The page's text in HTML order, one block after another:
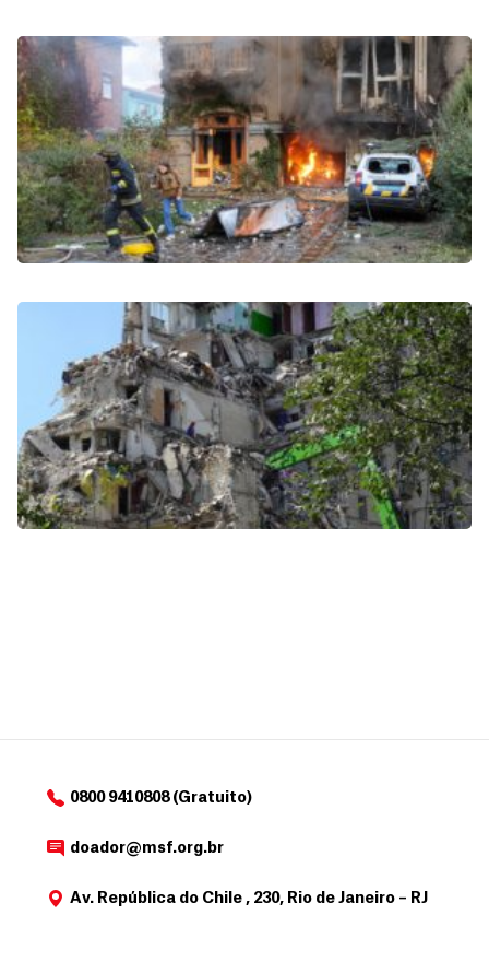
0800 9410808 (Gratuito)
doador@msf.org.br
Av. República do Chile , 230, Rio de Janeiro – RJ